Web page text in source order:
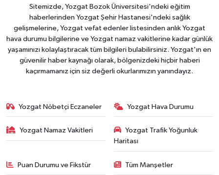
Sitemizde, Yozgat Bozok Üniversitesi'ndeki eğitim
haberlerinden Yozgat Şehir Hastanesi'ndeki sağlık
gelişmelerine, Yozgat vefat edenler listesinden anlık Yozgat
hava durumu bilgilerine ve Yozgat namaz vakitlerine kadar günlük
yaşamınızı kolaylaştıracak tüm bilgileri bulabilirsiniz. Yozgat'ın en
güvenilir haber kaynağı olarak, bölgenizdeki hiçbir haberi
kaçırmamanız için siz değerli okurlarımızın yanındayız.
Yozgat Nöbetçi Eczaneler Yozgat Hava Durumu
Yozgat Namaz Vakitleri
Yozgat Trafik Yoğunluk
Haritası
Puan Durumu ve Fikstür Tüm Manşetler